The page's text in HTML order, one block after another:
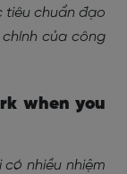
tiêu chuẩn đạo
của công
when you
nhiều nhiệm